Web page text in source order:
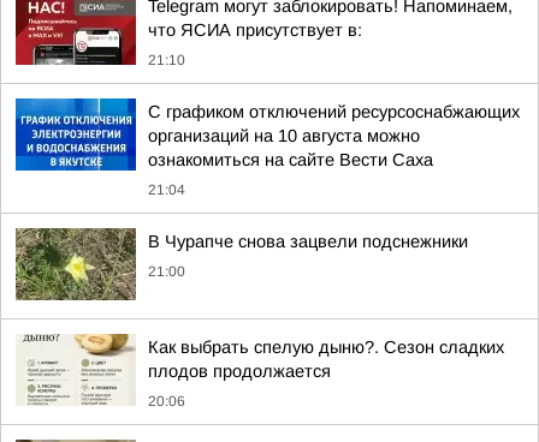
Telegram могут заблокировать! Напоминаем,
что ЯСИА присутствует в:
21:10
С графиком отключений ресурсоснабжающих
организаций на 10 августа можно
ознакомиться на сайте Вести Саха
21:04
В Чурапче снова зацвели подснежники
21:00
Как выбрать спелую дыню?. Сезон сладких
плодов продолжается
20:06